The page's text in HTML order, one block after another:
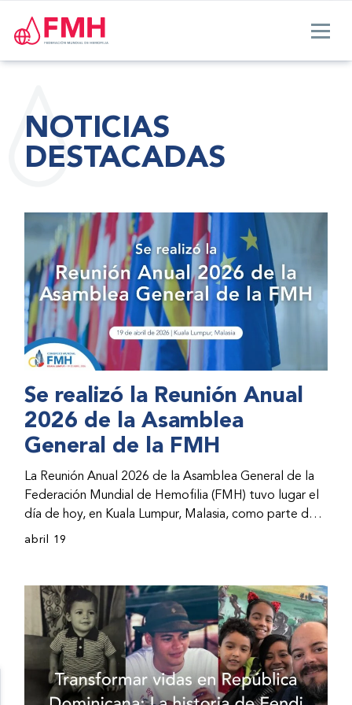
NOTICIAS
DESTACADAS
Se realizó la Reunión Anual
2026 de la Asamblea
General de la FMH
La Reunión Anual 2026 de la Asamblea General de la
Federación Mundial de Hemofilia (FMH) tuvo lugar el
día de hoy, en Kuala Lumpur, Malasia, como parte del
Congreso Mundial 2026 de la FMH. La reunión abarcó
avances por parte de la dirección de la FMH. Al
evento asistieron representantes de las organizaciones
nacionales miembros (ONM) de la FMH y otras partes
interesadas.
abril 19